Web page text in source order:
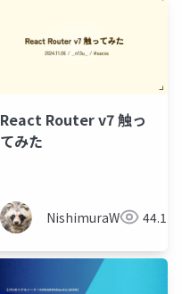
React Router v7 触っ
てみた
NishimuraWataru44.1K